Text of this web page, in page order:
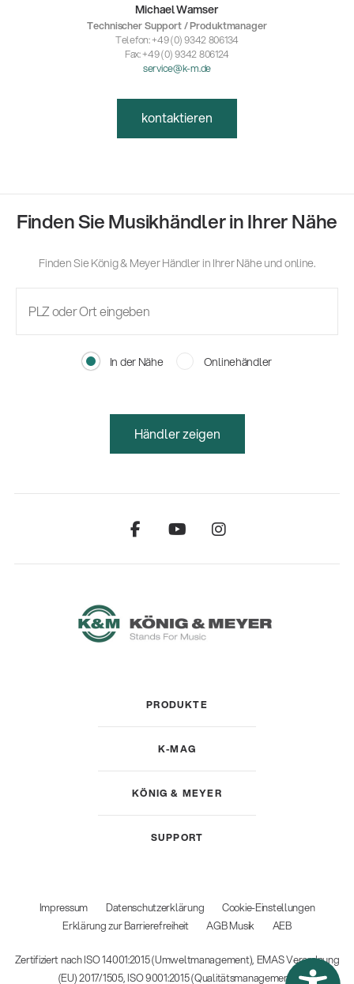
Michael Wamser
Technischer Support / Produktmanager
Telefon: +49 (0) 9342 806134
Fax: +49 (0) 9342 806124
service@k-m.de
kontaktieren
Finden Sie Musikhändler in Ihrer Nähe
Finden Sie König & Meyer Händler in Ihrer Nähe und online.
In der Nähe Onlinehändler
Händler zeigen
PRODUKTE
K-MAG
KÖNIG & MEYER
SUPPORT
Impressum Datenschutzerklärung
Cookie-Einstellungen
Erklärung zur Barrierefreiheit
AGB Musik AEB
Zertifiziert nach ISO 14001:2015 (Umweltmanagement), EMAS Verordnung
(EU) 2017/1505, ISO 9001:2015 (Qualitätsmanagement)